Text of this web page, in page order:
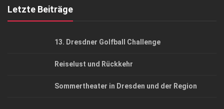
Letzte Beiträge
13. Dresdner Golfball Challenge
Reiselust und Rückkehr
Sommertheater in Dresden und der Region